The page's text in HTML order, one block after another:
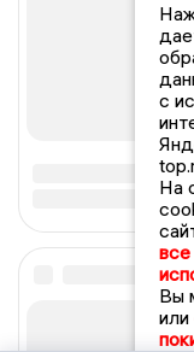
с
На
Вы
или